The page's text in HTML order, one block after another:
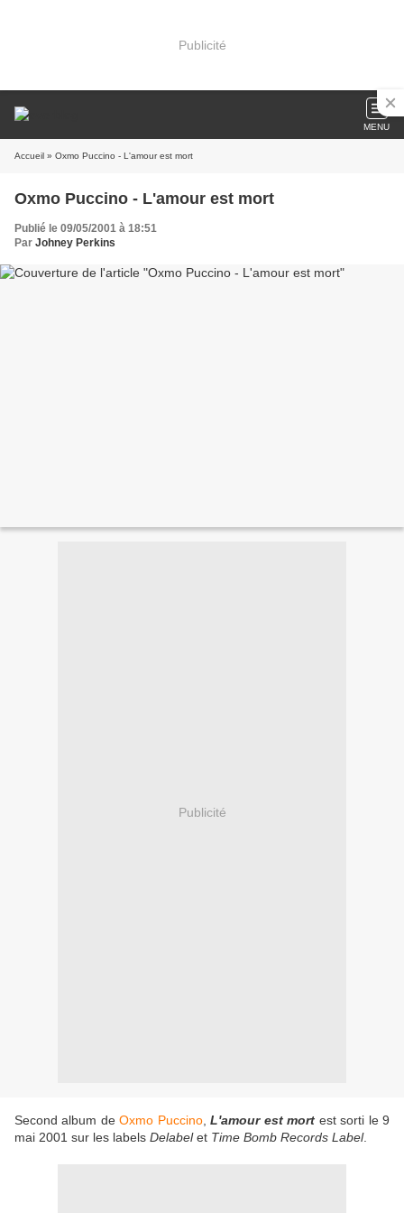
Publicité
MENU
Accueil » Oxmo Puccino - L'amour est mort
Oxmo Puccino - L'amour est mort
Publié le 09/05/2001 à 18:51
Par Johney Perkins
Publicité
Second album deOxmo Puccino,L'amour est mort est sorti le 9
mai 2001 sur les labels Delabelet Time Bomb Records Label.